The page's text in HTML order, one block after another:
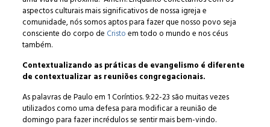
aspectos culturais mais significativos de nossa igreja e
comunidade, nós somos aptos para fazer que nosso povo seja
consciente do corpo de Cristoem todo o mundo e nos céus
também.
Contextualizando as práticas de evangelismo é diferente
de contextualizar as reuniões congregacionais.
As palavras de Paulo em 1 Coríntios. 9:22-23 são muitas vezes
utilizados como uma defesa para modificar a reunião de
domingo para fazer incrédulos se sentir mais bem-vindo.